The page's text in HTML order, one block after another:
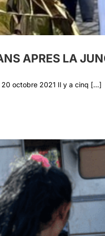
APRES LA
octobre 2021 Il y a cinq [...]